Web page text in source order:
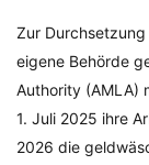
Zur
eigene Behörde
Authority (AMLA)
1. Juli 2025 ihre
2026 die